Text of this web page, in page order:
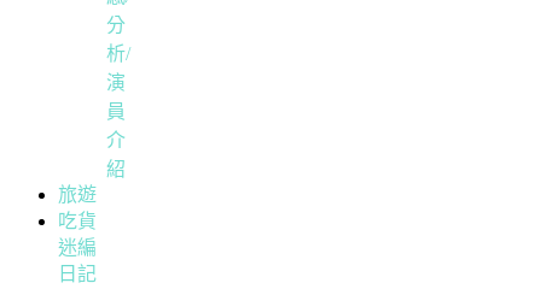
分
析/
演
員
介
紹
旅遊
吃貨
迷編
日記